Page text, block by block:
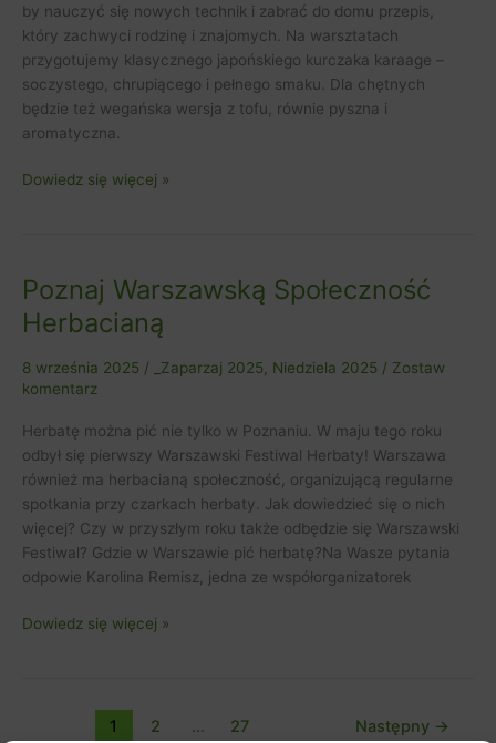
by nauczyć się nowych technik i zabrać do domu przepis,
który zachwyci rodzinę i znajomych. Na warsztatach
przygotujemy klasycznego japońskiego kurczaka karaage –
soczystego, chrupiącego i pełnego smaku. Dla chętnych
będzie też wegańska wersja z tofu, równie pyszna i
aromatyczna.
Dowiedz się więcej »
Poznaj Warszawską Społeczność
Herbacianą
8 września 2025 / _Zaparzaj 2025, Niedziela 2025 / Zostaw
komentarz
Herbatę można pić nie tylko w Poznaniu. W maju tego roku
odbył się pierwszy Warszawski Festiwal Herbaty! Warszawa
również ma herbacianą społeczność, organizującą regularne
spotkania przy czarkach herbaty. Jak dowiedzieć się o nich
więcej? Czy w przyszłym roku także odbędzie się Warszawski
Festiwal? Gdzie w Warszawie pić herbatę?Na Wasze pytania
odpowie Karolina Remisz, jedna ze współorganizatorek
Poznaj
Warszawską
Społeczność
Herbacianą
Dowiedz się więcej »
1 2 … 27 Następny →